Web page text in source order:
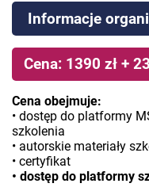
Informacje
Cena: 1390 zł +
Cena obejmuje:
• dostęp do platformy
szkolenia
• autorskie materiały
• certyfikat
• dostęp do platformy